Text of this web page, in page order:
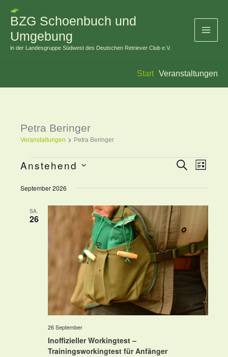
Zum
Inhalt
springen
BZG Schoenbuch und
Umgebung
in der Landesgruppe Südwest des Deutschen Retriever Club e.V.
Start Veranstaltungen
Petra Beringer
Veranstaltungen Petra Beringer
Veranstaltungen
Ansichten,
Navigation
Suche
Liste
Anstehend
wählen.
September 2026
SA.
26
Inoffizieller Workingtest –
Trainingsworkingtest für Anfänger
26 September